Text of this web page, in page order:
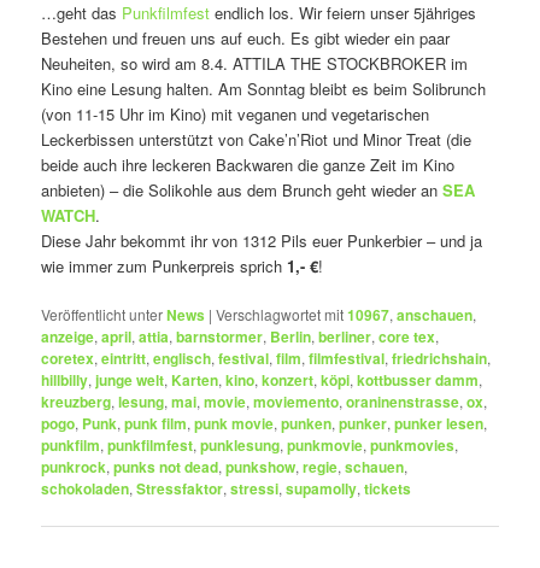
…geht das Punkfilmfest endlich los. Wir feiern unser 5jähriges
Bestehen und freuen uns auf euch. Es gibt wieder ein paar
Neuheiten, so wird am 8.4. ATTILA THE STOCKBROKER im
Kino eine Lesung halten. Am Sonntag bleibt es beim Solibrunch
(von 11-15 Uhr im Kino) mit veganen und vegetarischen
Leckerbissen unterstützt von Cake’n’Riot und Minor Treat (die
beide auch ihre leckeren Backwaren die ganze Zeit im Kino
anbieten) – die Solikohle aus dem Brunch geht wieder anSEA
WATCH.
Diese Jahr bekommt ihr von 1312 Pils euer Punkerbier – und ja
wie immer zum Punkerpreis sprich1,- €!
Veröffentlicht unterNews |Verschlagwortet mit10967,anschauen,
anzeige,april,attia,barnstormer, Berlin,berliner,core tex,
coretex,eintritt,englisch,festival,film,filmfestival,friedrichshain,
hillbilly,junge welt, Karten,kino,konzert,köpi,kottbusser damm,
kreuzberg,lesung,mai,movie,moviemento,oraninenstrasse,ox,
pogo, Punk,punk film,punk movie,punken,punker,punker lesen,
punkfilm,punkfilmfest,punklesung,punkmovie,punkmovies,
punkrock,punks not dead,punkshow,regie,schauen,
schokoladen,Stressfaktor,stressi,supamolly,tickets